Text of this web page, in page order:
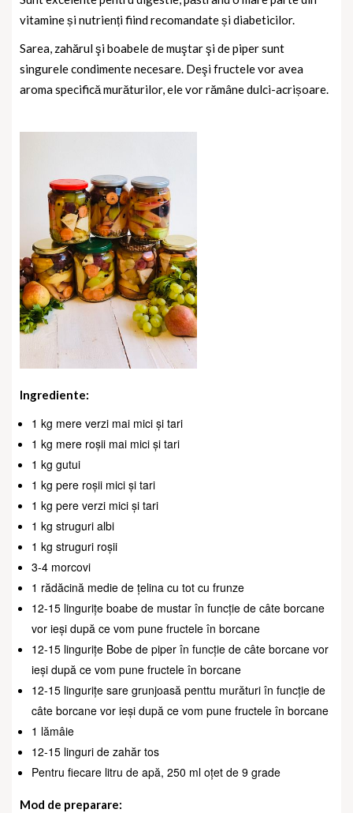
vitamine și nutrienți fiind recomandate și diabeticilor.
Sarea, zahărul şi boabele de muştar şi de piper sunt
singurele condimente necesare. Deşi fructele vor avea
aroma specifică murăturilor, ele vor rămâne dulci-acrișoare.
Ingrediente:
1 kg mere verzi mai mici și tari
1 kg mere roșii mai mici și tari
1 kg gutui
1 kg pere roșii mici și tari
1 kg pere verzi mici și tari
1 kg struguri albi
1 kg struguri roșii
3-4 morcovi
1 rădăcină medie de țelina cu tot cu frunze
12-15 lingurițe boabe de mustar în funcție de câte borcane
vor ieși după ce vom pune fructele în borcane
12-15 lingurițe Bobe de piper în funcție de câte borcane vor
ieși după ce vom pune fructele în borcane
12-15 lingurițe sare grunjoasă penttu murături în funcție de
câte borcane vor ieși după ce vom pune fructele în borcane
1 lămâie
12-15 linguri de zahăr tos
Pentru fiecare litru de apă, 250 ml oțet de 9 grade
Mod de preparare: